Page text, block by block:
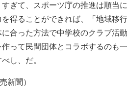
ぎて、スポーツ庁の推進は順当
得ることができれば、「地域移
合った方法で中学校のクラブ活
って民間団体とコラボするのも
し、だ。
新聞）